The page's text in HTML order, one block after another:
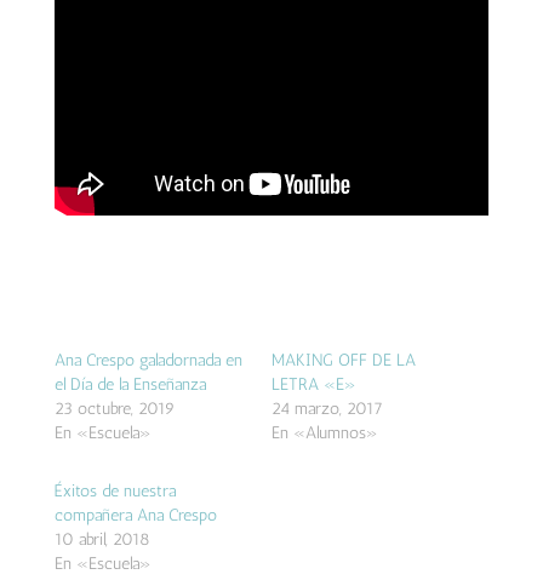
Ana Crespo galadornada en
el Día de la Enseñanza
23 octubre, 2019
En «Escuela»
MAKING OFF DE LA
LETRA «E»
24 marzo, 2017
En «Alumnos»
Éxitos de nuestra
compañera Ana Crespo
10 abril, 2018
En «Escuela»